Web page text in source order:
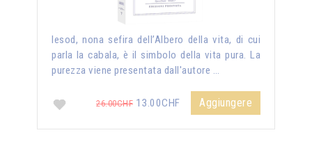
Iesod, nona sefira dell’Albero della vita, di cui
parla la cabala, è il simbolo della vita pura. La
purezza viene presentata dall'autore …
26.00CHF 13.00CHF Aggiungere